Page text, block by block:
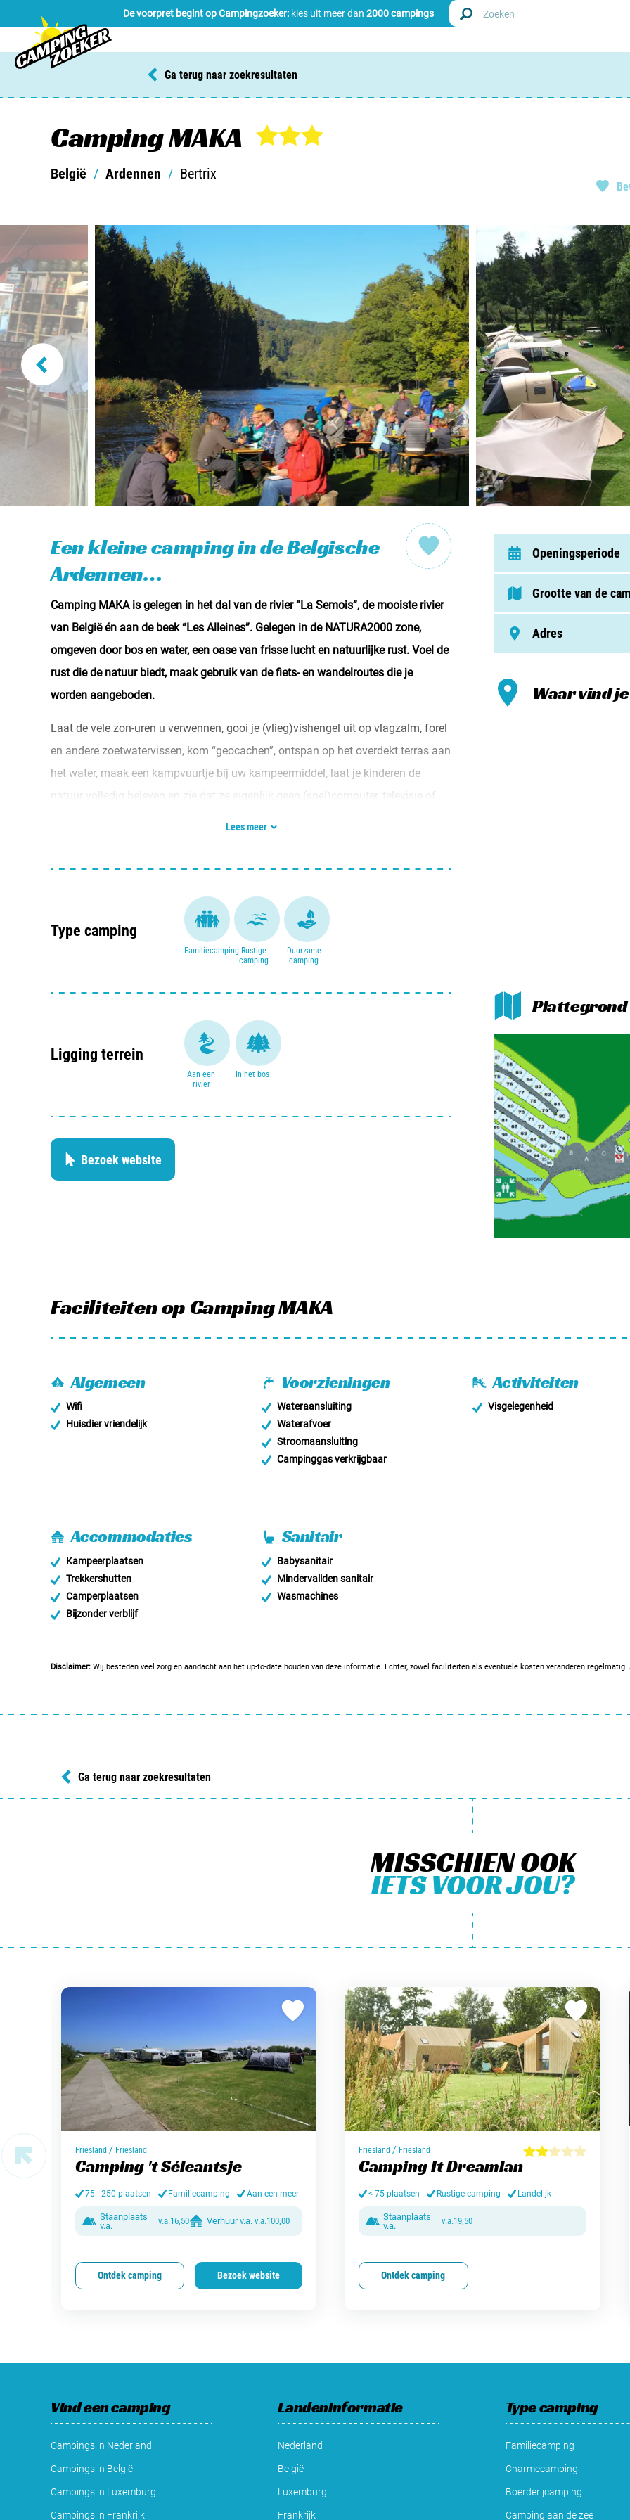
De voorpret begint op Campingzoeker: kies uit meer dan 2000 campings
België
Meld
Ga terug naar zoekresultaten
Camping MAKA
België / Ardennen / Bertrix
Een kleine camping in de Belgische
Ardennen…
Camping MAKA is gelegen in het dal van de rivier “La Semois”, de mooiste rivier
van België én aan de beek “Les Alleines”. Gelegen in de NATURA2000 zone,
omgeven door bos en water, een oase van frisse lucht en natuurlijke rust. Voel de
rust die de natuur biedt, maak gebruik van de fiets- en wandelroutes die je
worden aangeboden.
Laat de vele zon-uren u verwennen, gooi je (vlieg)vishengel uit op vlagzalm, forel
en andere zoetwatervissen, kom “geocachen”, ontspan op het overdekt terras aan
het water, maak een kampvuurtje bij uw kampeermiddel, laat je kinderen de
natuur volledig beleven en zie dat ze eigenlijk geen (spel)computer, televisie of
Lees meer
Type camping
Familiecamping Rustige
camping
Duurzame
camping
Ligging terrein
Aan een
rivier
In het bos
Bezoek website
Openingsperiode
Grootte van de
Adres
Waar vind
Plattegrond
Faciliteitenop Camping MAKA
Algemeen
Wifi
Huisdier vriendelijk
Voorzieningen
Wateraansluiting
Waterafvoer
Stroomaansluiting
Campinggas verkrijgbaar
Activiteiten
Visgelegenheid
Accommodaties
Kampeerplaatsen
Trekkershutten
Camperplaatsen
Bijzonder verblijf
Sanitair
Babysanitair
Mindervaliden sanitair
Wasmachines
Disclaimer: Wij besteden veel zorg en aandacht aan het up-to-date houden van deze informatie. Echter, zowel faciliteiten als eventuele kosten veranderen
Ga terug naar zoekresultaten
MISSCHIEN OOK
IETS VOOR JOU?
Friesland / Friesland
Camping 't Séleantsje
75 - 250 plaatsen Familiecamping Aan een meer
Staanplaats
v.a.
v.a.16,50 Verhuur v.a. v.a.100,00
Ontdek camping Bezoek website
Friesland / Friesland
Camping It Dreamlan
< 75 plaatsen Rustige camping Landelijk
Staanplaats
v.a.
v.a.19,50
Ontdek camping
Vind een camping
Campings in Nederland
Campings in België
Campings in Luxemburg
Campings in Frankrijk
Landeninformatie
Nederland
België
Luxemburg
Frankrijk
Type camping
Familiecamping
Charmecamping
Boerderijcamping
Camping aan de zee